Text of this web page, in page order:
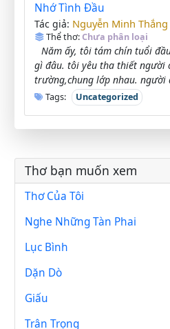
Nhớ Tình Đầu
Tác giả: Nguyễn Minh Thắng
Thể thơ:Chưa phân loại
Năm ấy, tôi tám chín tuổi
gì đâu. tôi yêu tha thiết người
trường,chung lớp nhau. người
Tags: Uncategorized
Thơ bạn muốn xem
Thơ Của Tôi
Nghe Những Tàn Phai
Lục Bình
Dặn Dò
Giấu
Trân Trọng